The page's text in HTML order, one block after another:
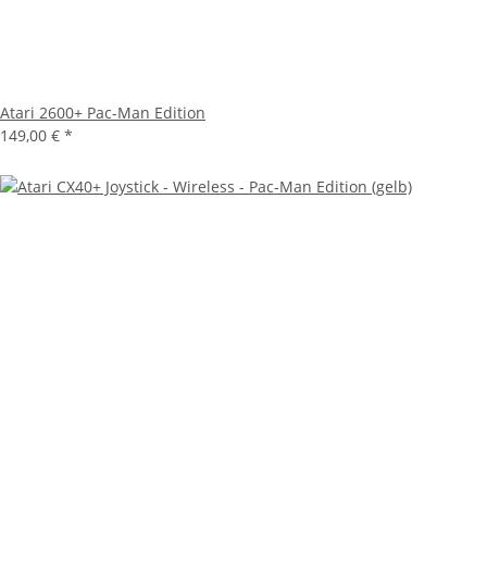
Atari 2600+ Pac-Man Edition
149,00 € *